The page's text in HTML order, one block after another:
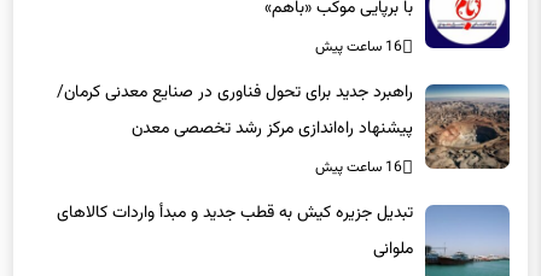
با برپایی موکب «باهم»
16 ساعت پیش
راهبرد جدید برای تحول فناوری در صنایع معدنی کرمان/
پیشنهاد راه‌اندازی مرکز رشد تخصصی معدن
16 ساعت پیش
تبدیل جزیره کیش به قطب جدید و مبدأ واردات کالاهای
ملوانی